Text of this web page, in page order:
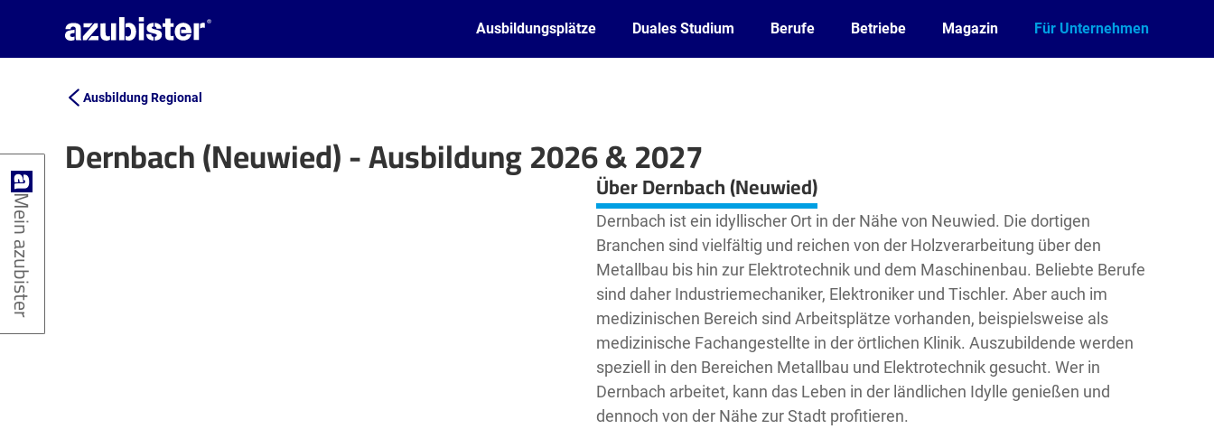
Ausbildungsplätze Duales Studium Berufe Betriebe Magazin Für Unternehmen
Ausbildung Regional
Dernbach (Neuwied) - Ausbildung 2026 & 2027
Leaflet| ©OpenStreetMap2contributors Über Dernbach (Neuwied)
Dernbach ist ein idyllischer Ort in der Nähe von Neuwied. Die dortigen
Branchen sind vielfältig und reichen von der Holzverarbeitung über den
Metallbau bis hin zur Elektrotechnik und dem Maschinenbau. Beliebte Berufe
sind daher Industriemechaniker, Elektroniker und Tischler. Aber auch im
medizinischen Bereich sind Arbeitsplätze vorhanden, beispielsweise als
medizinische Fachangestellte in der örtlichen Klinik. Auszubildende werden
speziell in den Bereichen Metallbau und Elektrotechnik gesucht. Wer in
Dernbach arbeitet, kann das Leben in der ländlichen Idylle genießen und
dennoch von der Nähe zur Stadt profitieren.
Mein azubister